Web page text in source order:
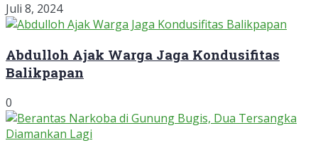
Juli 8, 2024
Abdulloh Ajak Warga Jaga Kondusifitas
Balikpapan
0